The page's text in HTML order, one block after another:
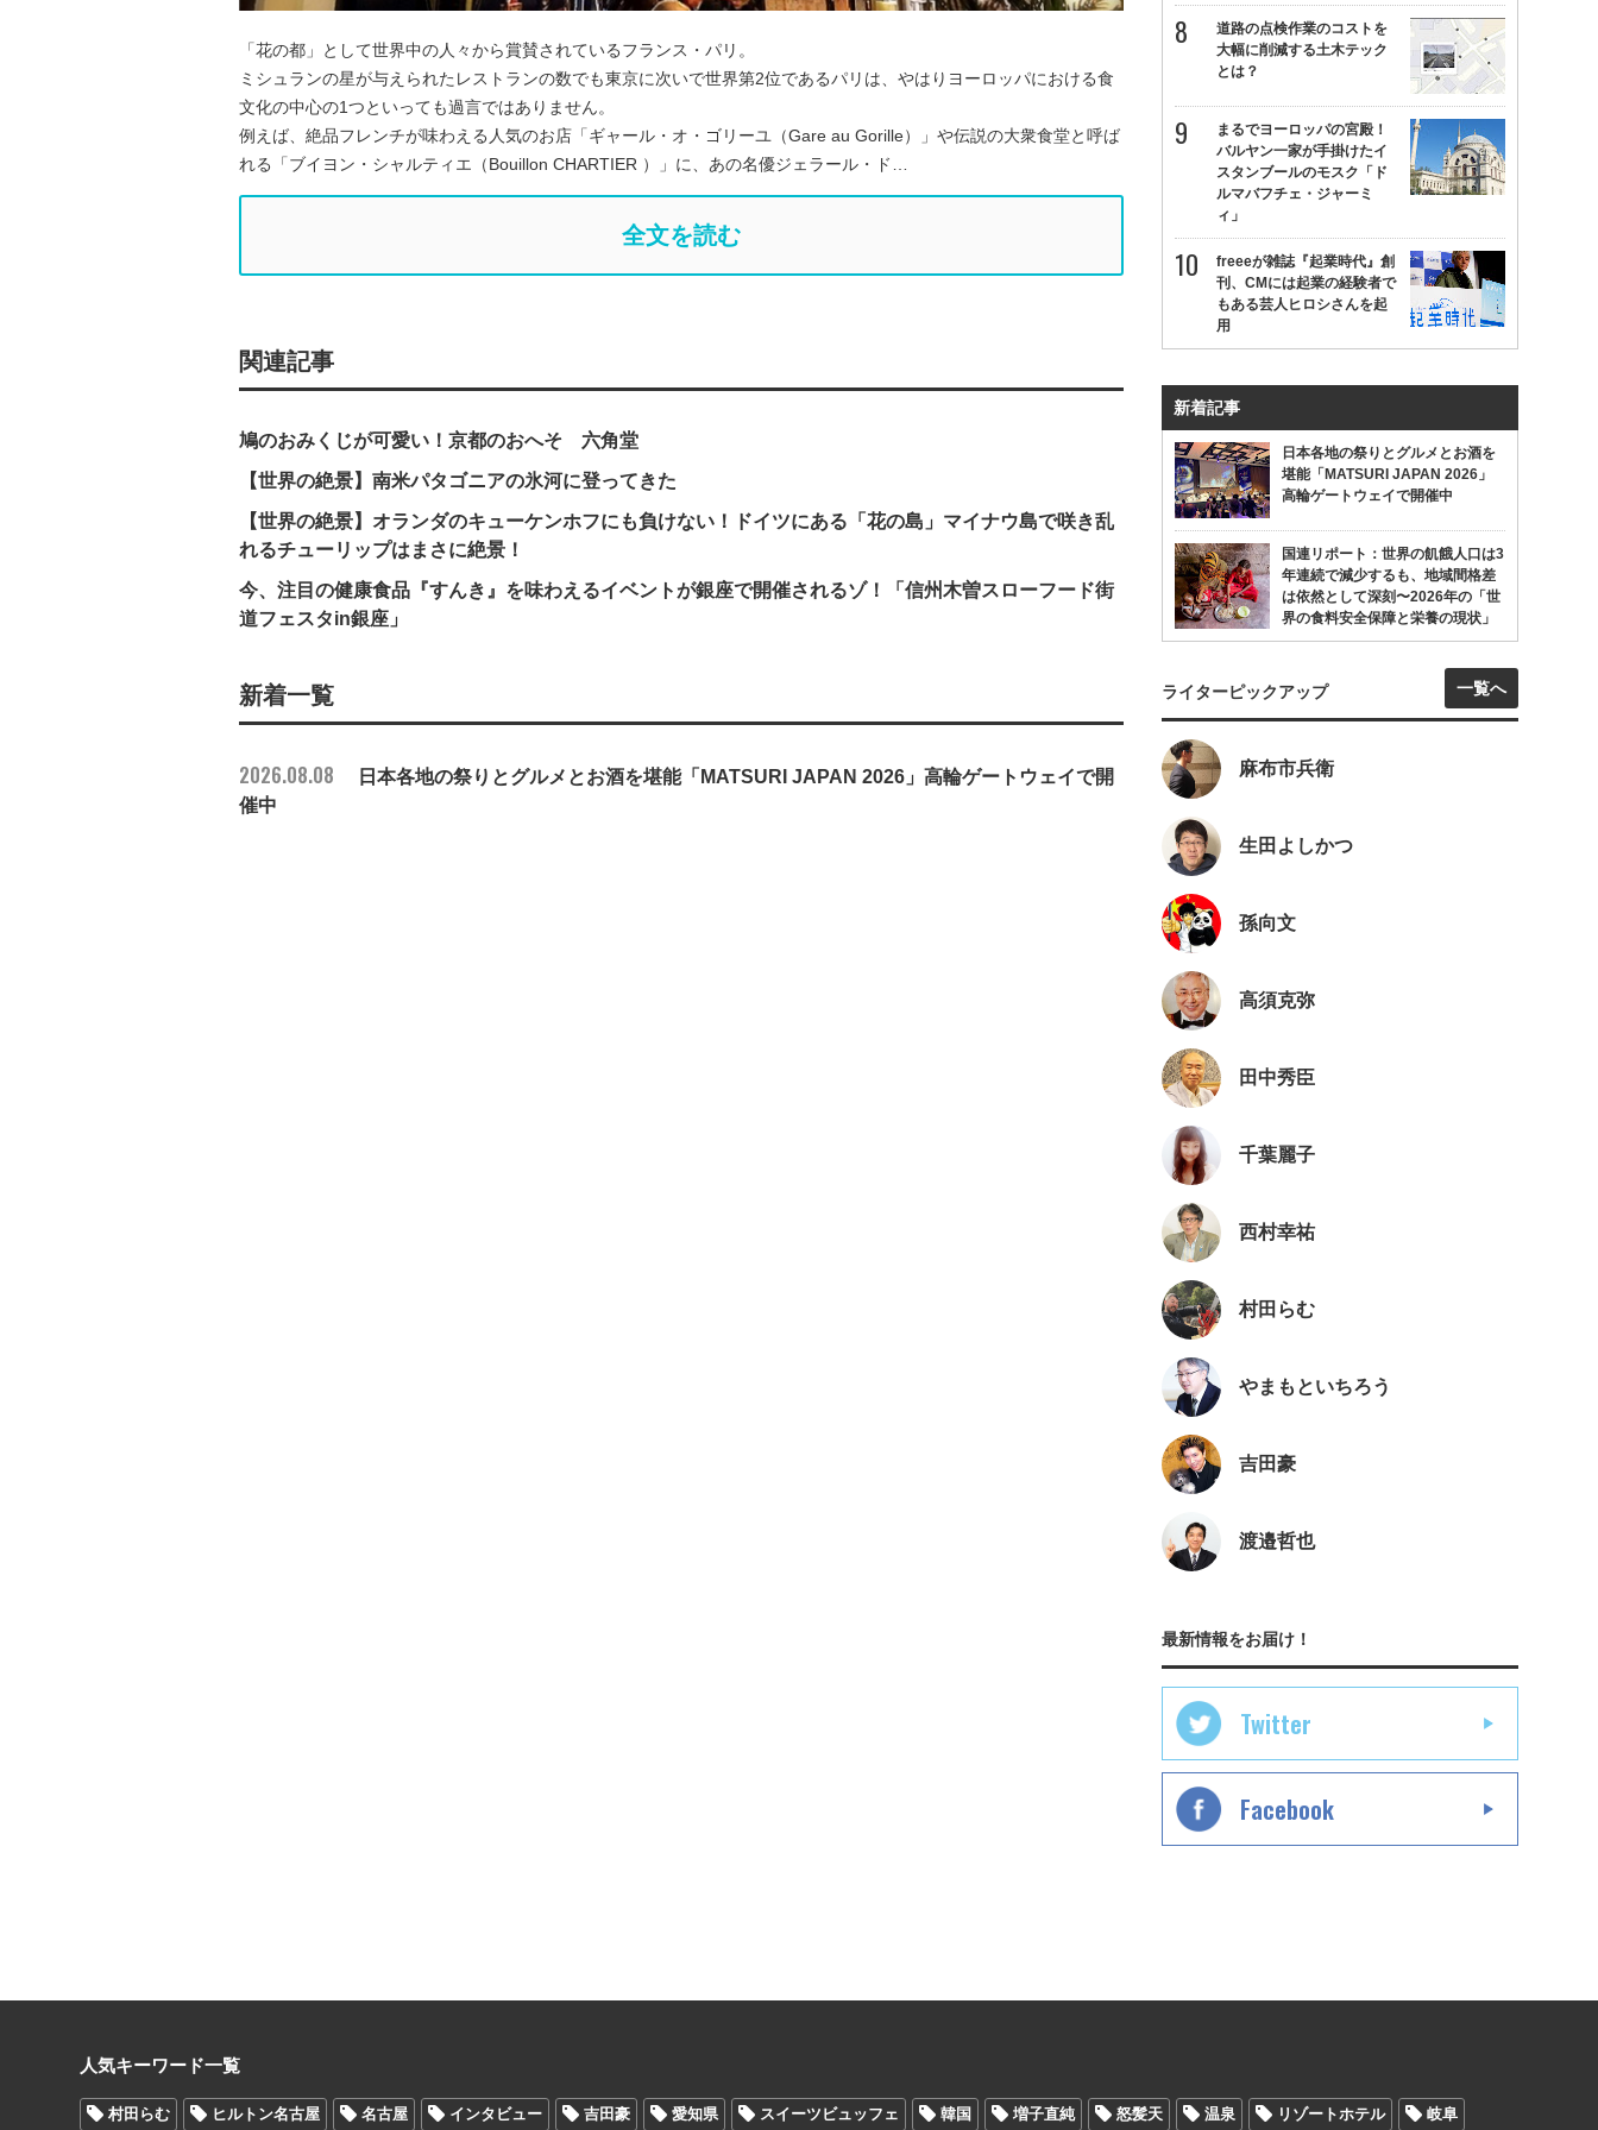
「花の都」として世界中の人々から賞賛されているフランス・パリ。
ミシュランの星が与えられたレストランの数でも東京に次いで世界第2位であるパリは、やはりヨーロッパにおける食
文化の中心の1つといっても過言ではありません。
例えば、絶品フレンチが味わえる人気のお店「ギャール・オ・ゴリーユ（Gare au Gorille）」や伝説の大衆食堂と呼ば
れる「ブイヨン・シャルティエ（Bouillon CHARTIER ）」に、あの名優ジェラール・ド…
全文を読む
関連記事
鳩のおみくじが可愛い！京都のおへそ 六角堂
【世界の絶景】南米パタゴニアの氷河に登ってきた
【世界の絶景】オランダのキューケンホフにも負けない！ドイツにある「花の島」マイナウ島で咲き乱
れるチューリップはまさに絶景！
今、注目の健康食品『すんき』を味わえるイベントが銀座で開催されるゾ！「信州木曽スローフード街
道フェスタin銀座」
新着一覧
2026.08.08
日本各地の祭りとグルメとお酒を堪能「MATSURI JAPAN 2026」高輪ゲートウェイで開
催中
道路の点検作業のコストを
大幅に削減する土木テック
とは？
まるでヨーロッパの宮殿！
バルヤン一家が手掛けたイ
スタンブールのモスク「ド
ルマバフチェ・ジャーミ
ィ」
freeeが雑誌『起業時代』創
刊、CMには起業の経験者で
もある芸人ヒロシさんを起
用
新着記事
日本各地の祭りとグルメとお酒を
堪能「MATSURI JAPAN 2026」
高輪ゲートウェイで開催中
国連リポート：世界の飢餓人口は3
年連続で減少するも、地域間格差
は依然として深刻〜2026年の「世
界の食料安全保障と栄養の現状」
ライターピックアップ 一覧へ
麻布市兵衛
生田よしかつ
孫向文
高須克弥
田中秀臣
千葉麗子
西村幸祐
村田らむ
やまもといちろう
吉田豪
渡邉哲也
最新情報をお届け！
Twitter
Facebook
人気キーワード一覧
村田らむ ヒルトン名古屋 名古屋 インタビュー 吉田豪 愛知県 スイーツビュッフェ 韓国 増子直純 怒髪天 温泉 リゾートホテル 岐阜